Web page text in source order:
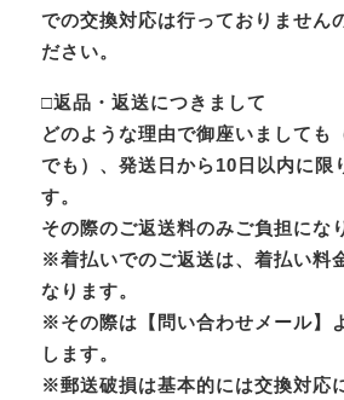
での交換対応は行っておりません
ださい。
□返品・返送につきまして
どのような理由で御座いましても
でも）、発送日から10日以内に限
す。
その際のご返送料のみご負担にな
※着払いでのご返送は、着払い料
なります。
※その際は【問い合わせメール】
します。
※郵送破損は基本的には交換対応